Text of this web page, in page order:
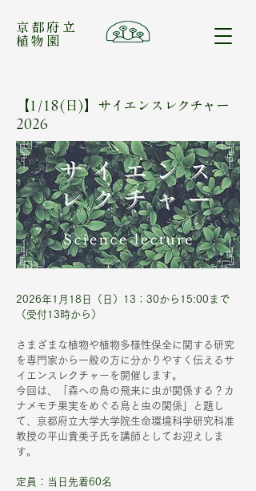
​京都府立
植物園
【1/18(日)】サイエンスレクチャー
2026
2026年1月18日（日）13：30から15:00まで
（受付13時から）
さまざまな植物や植物多様性保全に関する研究
を専門家から一般の方に分かりやすく伝えるサ
イエンスレクチャーを開催します。
今回は、「森への鳥の飛来に虫が関係する？カ
ナメモチ果実をめぐる鳥と虫の関係」と題し
て、京都府立大学大学院生命環境科学研究科准
教授の平山貴美子氏を講師としてお迎えしま
す。
定員：当日先着60名